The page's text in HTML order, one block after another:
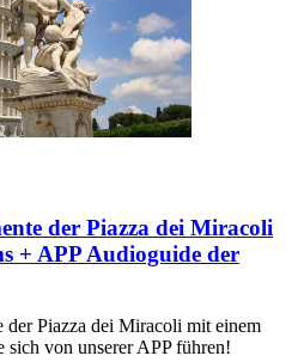
der Piazza dei Miracoli
+ APP Audioguide der
der Piazza dei Miracoli mit einem
sich von unserer APP führen!